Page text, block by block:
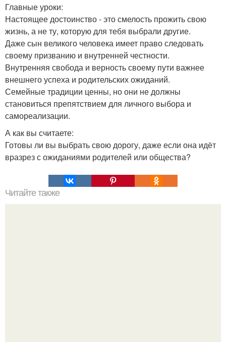
Главные уроки:
Настоящее достоинство - это смелость прожить свою
жизнь, а не ту, которую для тебя выбрали другие.
Даже сын великого человека имеет право следовать
своему призванию и внутренней честности.
Внутренняя свобода и верность своему пути важнее
внешнего успеха и родительских ожиданий.
Семейные традиции ценны, но они не должны
становиться препятствием для личного выбора и
самореализации.
А как вы считаете:
Готовы ли вы выбрать свою дорогу, даже если она идёт
вразрез с ожиданиями родителей или общества?
Читайте также